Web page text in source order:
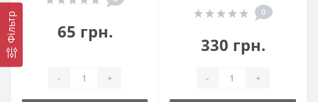
Фільтр 65 грн.
- +
0
330 грн.
- +